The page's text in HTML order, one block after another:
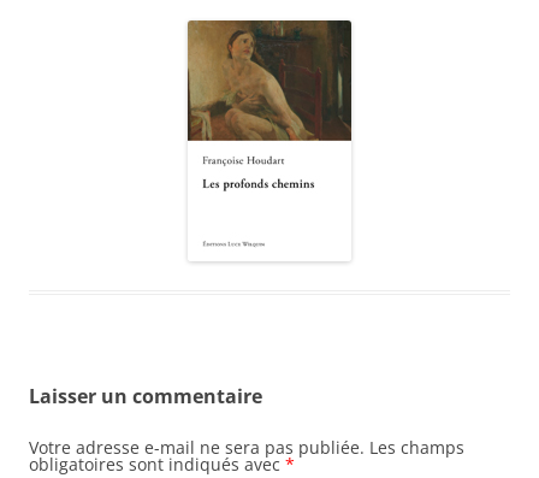
Laisser un commentaire
Votre adresse e-mail ne sera pas publiée. Les champs
obligatoires sont indiqués avec *